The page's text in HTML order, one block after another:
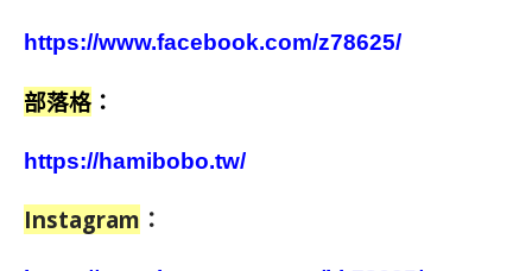
https://www.facebook.com/z78625/
部落格 ：
https://hamibobo.tw/
Instagram ：